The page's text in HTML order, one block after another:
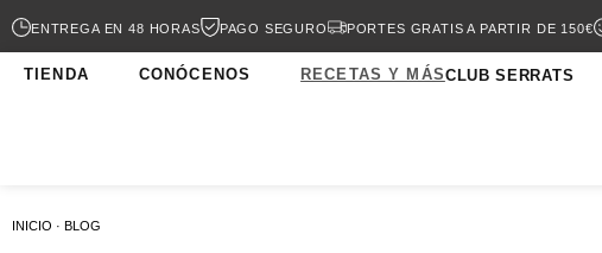
ENTREGA EN 48 HORAS PAGO SEGURO PORTES GRATIS A PARTIR DE 150€
TIENDA CONÓCENOS RECETAS Y MÁSCLUB SERRATS
INICIO · BLOG